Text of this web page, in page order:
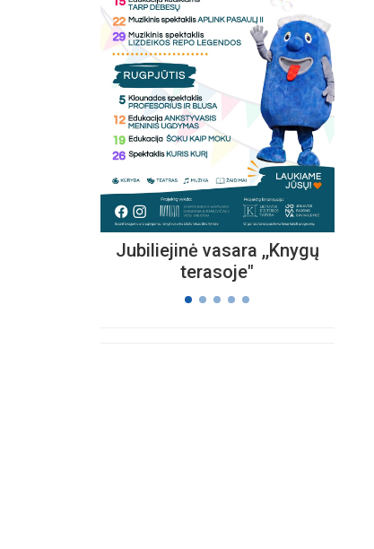
Jubiliejinė vasara ,,Knygų
terasoje"